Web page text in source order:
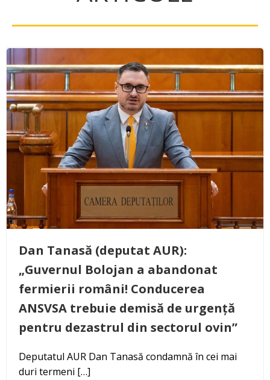
Dan Tanasă (deputat AUR):
„Guvernul Bolojan a abandonat
fermierii români! Conducerea
ANSVSA trebuie demisă de urgență
pentru dezastrul din sectorul ovin”
Deputatul AUR Dan Tanasă condamnă în cei mai
duri termeni […]